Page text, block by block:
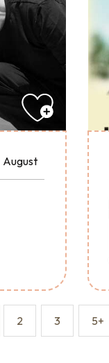
August
2 3 5+